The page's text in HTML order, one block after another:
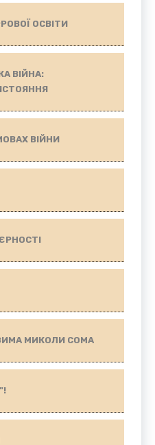
ОСВІТИ
ВІЙНА:
ВІЙНИ
МИКОЛИ СОМА